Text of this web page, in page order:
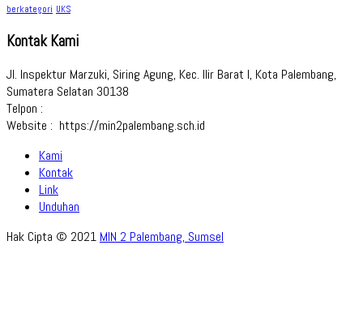
berkategori UKS
Kontak Kami
Jl. Inspektur Marzuki, Siring Agung, Kec. Ilir Barat I, Kota Palembang,
Sumatera Selatan 30138
Telpon :
Website : https://min2palembang.sch.id
Kami
Kontak
Link
Unduhan
Hak Cipta © 2021 MIN 2 Palembang, Sumsel